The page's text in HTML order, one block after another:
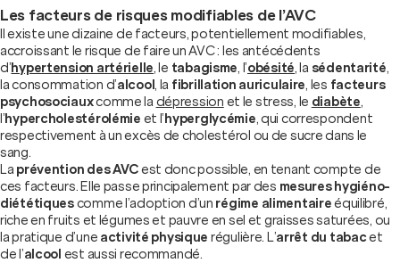
Les facteurs de risques modifiables de l’AVC
Il existe une dizaine de facteurs, potentiellement modifiables,
accroissant le risque de faire un AVC : les antécédents
d’hypertension artérielle, le tabagisme, l’obésité, la sédentarité,
la consommation d’alcool, la fibrillation auriculaire, les facteurs
psychosociauxcomme ladépression et le stress, le diabète,
l’hypercholestérolémie et l’hyperglycémie, qui correspondent
respectivement à un excès de cholestérol ou de sucre dans le
sang.
Laprévention des AVCest donc possible, en tenant compte de
ces facteurs. Elle passe principalement par des mesures hygiéno-
diététiquescomme l’adoption d’un régime alimentaireéquilibré,
riche en fruits et légumes et pauvre en sel et graisses saturées, ou
la pratique d’une activité physique régulière. L’arrêt du tabacet
de l’alcool est aussi recommandé.